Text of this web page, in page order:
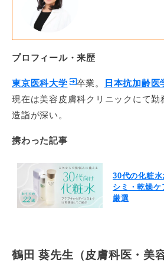
プロフィール・来歴
東京医科大学 卒業。 日本抗加齢医
現在は美容皮膚科クリニックにて勤
造詣が深い。
携わった記事
30代の化粧水
シミ・乾燥ケ
厳選
鶴田 葵先生（皮膚科医・美